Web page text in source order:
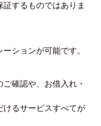
するものではありま
ションが可能です。
確認や、お借入れ・
けるサービスすべてが